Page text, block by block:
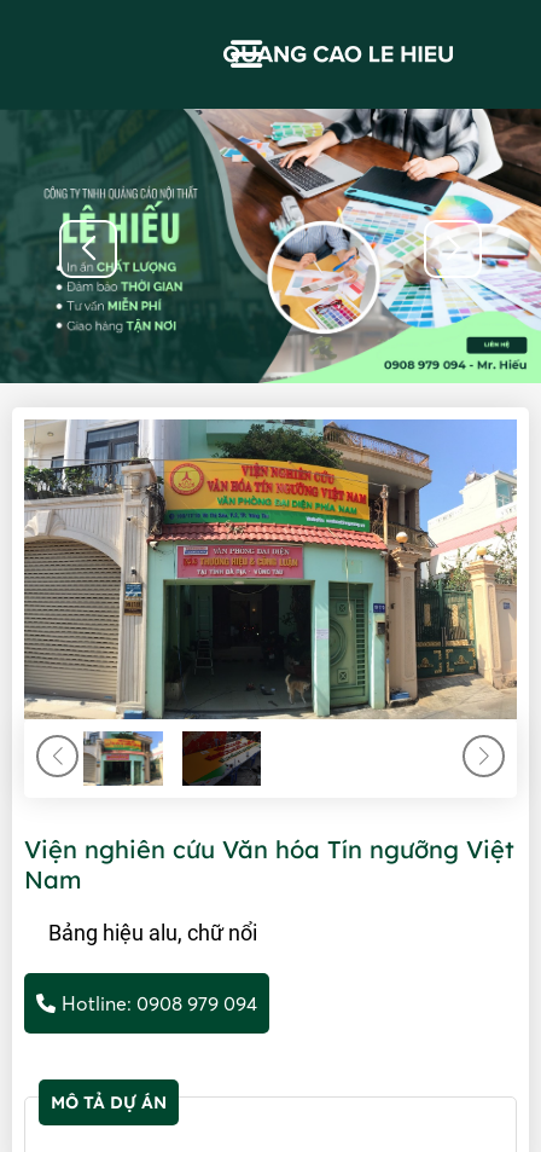
Viện nghiên cứu Văn hóa Tín ngưỡng Việt
Nam
Bảng hiệu alu, chữ nổi
Hotline: 0908 979 094
MÔ TẢ DỰ ÁN